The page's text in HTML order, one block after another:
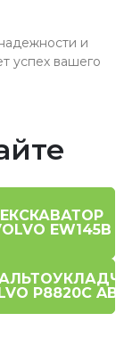
и
успех вашего
ЕКСКАВАТОР
EW145B
P8820C